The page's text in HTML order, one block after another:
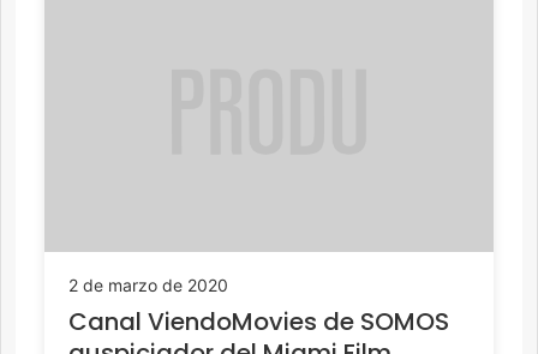
2 de marzo de 2020
Canal ViendoMovies de SOMOS